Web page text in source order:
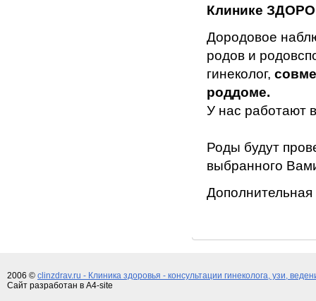
Клинике
Дородовое
родов и
гинеколог,
роддоме.
У нас работают
Роды будут
выбранного
2006 © clinzdrav.ru - Клиника здоровья - консультации гинеколога, узи,
Сайт разработан в A4-site